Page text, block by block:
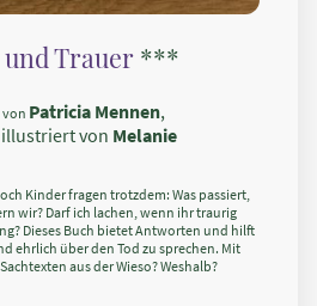
und Trauer ***
von Patricia Mennen,
von Melanie
Kinder fragen trotzdem: Was passiert,
wir? Darf ich lachen, wenn ihr traurig
Dieses Buch bietet Antworten und hilft
ehrlich über den Tod zu sprechen. Mit
aus der Wieso? Weshalb?